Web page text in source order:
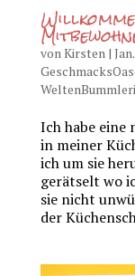
von Kirsten |
Ich habe eine
in meiner
ich um sie
gerätselt wo
sie nicht
der